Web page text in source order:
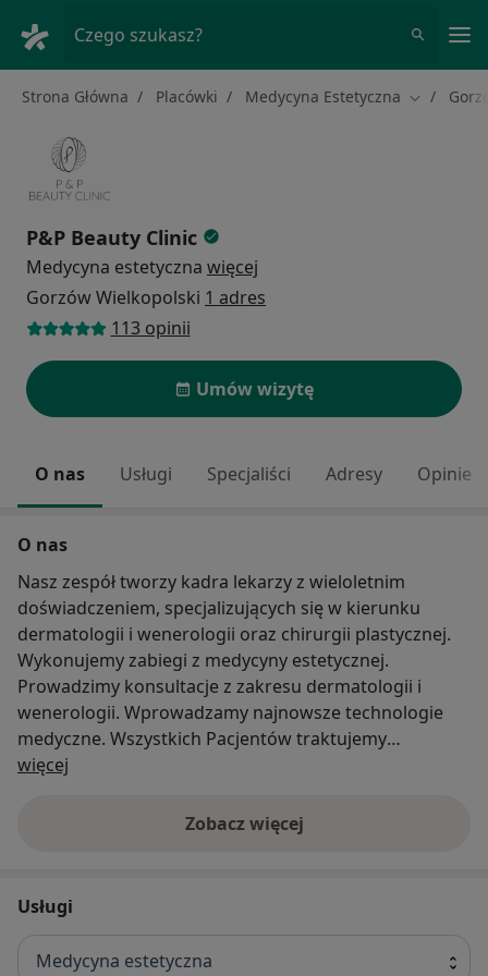
Czego szukasz?
Strona Główna Placówki Medycyna Estetyczna Zmień
P&P Beauty Clinic
Medycyna estetyczna więcej
Gorzów Wielkopolski 1 adres
113 opinii
Umów wizytę
O nas Usługi Specjaliści Adresy Opinie
O nas
Nasz zespół tworzy kadra lekarzy z wieloletnim
doświadczeniem, specjalizujących się w kierunku
dermatologii i wenerologii oraz chirurgii plastycznej.
Wykonujemy zabiegi z medycyny estetycznej.
Prowadzimy konsultacje z zakresu dermatologii i
wenerologii. Wprowadzamy najnowsze technologie
medyczne. Wszystkich Pacjentów traktujemy
kompleksowo i indywidualnie.
-Dermatologia i wenerologia
www.ppbeautyclinic.pl
więcej
Zobacz więcej
Usługi
Medycyna estetyczna